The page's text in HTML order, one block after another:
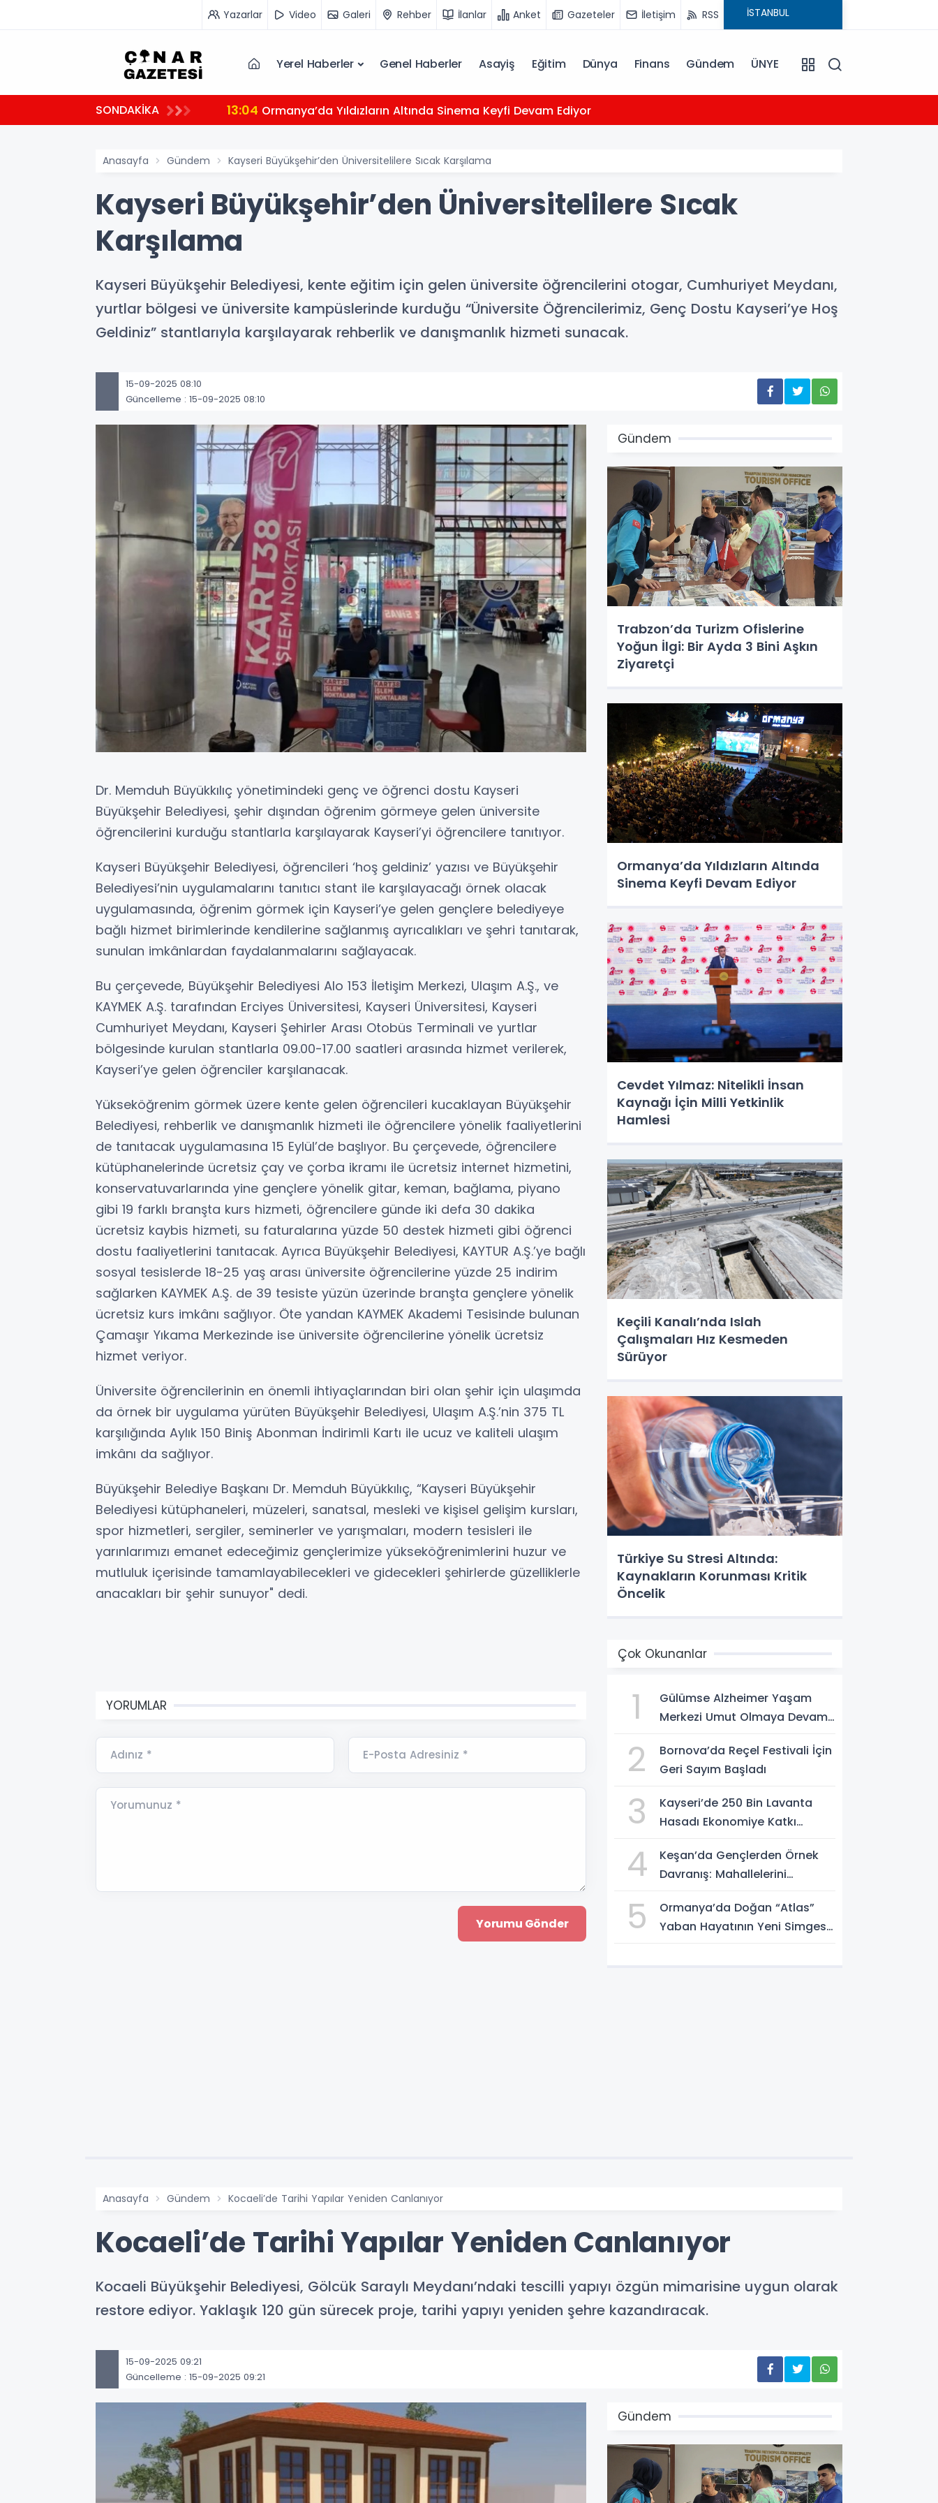
Yazarlar Video Galeri Rehber İlanlar Anket Gazeteler İletişim RSS
Yerel Haberler Genel Haberler Asayiş Eğitim Dünya Finans Gündem ÜNYE
SONDAKİKA 13:04 Ormanya’da Yıldızların Altında Sinema Keyfi Devam Ediyor
Anasayfa Gündem Kayseri Büyükşehir’den Üniversitelilere Sıcak Karşılama
Kayseri Büyükşehir’den Üniversitelilere Sıcak
Karşılama
Kayseri Büyükşehir Belediyesi, kente eğitim için gelen üniversite öğrencilerini otogar, Cumhuriyet Meydanı,
yurtlar bölgesi ve üniversite kampüslerinde kurduğu “Üniversite Öğrencilerimiz, Genç Dostu Kayseri’ye Hoş
Geldiniz” stantlarıyla karşılayarak rehberlik ve danışmanlık hizmeti sunacak.
15-09-2025 08:10
Güncelleme : 15-09-2025 08:10
Dr. Memduh Büyükkılıç yönetimindeki genç ve öğrenci dostu Kayseri
Büyükşehir Belediyesi, şehir dışından öğrenim görmeye gelen üniversite
öğrencilerini kurduğu stantlarla karşılayarak Kayseri’yi öğrencilere tanıtıyor.
Kayseri Büyükşehir Belediyesi, öğrencileri ‘hoş geldiniz’ yazısı ve Büyükşehir
Belediyesi’nin uygulamalarını tanıtıcı stant ile karşılayacağı örnek olacak
uygulamasında, öğrenim görmek için Kayseri’ye gelen gençlere belediyeye
bağlı hizmet birimlerinde kendilerine sağlanmış ayrıcalıkları ve şehri tanıtarak,
sunulan imkânlardan faydalanmalarını sağlayacak.
Bu çerçevede, Büyükşehir Belediyesi Alo 153 İletişim Merkezi, Ulaşım A.Ş., ve
KAYMEK A.Ş. tarafından Erciyes Üniversitesi, Kayseri Üniversitesi, Kayseri
Cumhuriyet Meydanı, Kayseri Şehirler Arası Otobüs Terminali ve yurtlar
bölgesinde kurulan stantlarla 09.00-17.00 saatleri arasında hizmet verilerek,
Kayseri’ye gelen öğrenciler karşılanacak.
Yükseköğrenim görmek üzere kente gelen öğrencileri kucaklayan Büyükşehir
Belediyesi, rehberlik ve danışmanlık hizmeti ile öğrencilere yönelik faaliyetlerini
de tanıtacak uygulamasına 15 Eylül’de başlıyor. Bu çerçevede, öğrencilere
kütüphanelerinde ücretsiz çay ve çorba ikramı ile ücretsiz internet hizmetini,
konservatuvarlarında yine gençlere yönelik gitar, keman, bağlama, piyano
gibi 19 farklı branşta kurs hizmeti, öğrencilere günde iki defa 30 dakika
ücretsiz kaybis hizmeti, su faturalarına yüzde 50 destek hizmeti gibi öğrenci
dostu faaliyetlerini tanıtacak. Ayrıca Büyükşehir Belediyesi, KAYTUR A.Ş.’ye bağlı
sosyal tesislerde 18-25 yaş arası üniversite öğrencilerine yüzde 25 indirim
sağlarken KAYMEK A.Ş. de 39 tesiste yüzün üzerinde branşta gençlere yönelik
ücretsiz kurs imkânı sağlıyor. Öte yandan KAYMEK Akademi Tesisinde bulunan
Çamaşır Yıkama Merkezinde ise üniversite öğrencilerine yönelik ücretsiz
hizmet veriyor.
Üniversite öğrencilerinin en önemli ihtiyaçlarından biri olan şehir için ulaşımda
da örnek bir uygulama yürüten Büyükşehir Belediyesi, Ulaşım A.Ş.’nin 375 TL
karşılığında Aylık 150 Biniş Abonman İndirimli Kartı ile ucuz ve kaliteli ulaşım
imkânı da sağlıyor.
Büyükşehir Belediye Başkanı Dr. Memduh Büyükkılıç, “Kayseri Büyükşehir
Belediyesi kütüphaneleri, müzeleri, sanatsal, mesleki ve kişisel gelişim kursları,
spor hizmetleri, sergiler, seminerler ve yarışmaları, modern tesisleri ile
yarınlarımızı emanet edeceğimiz gençlerimize yükseköğrenimlerini huzur ve
mutluluk içerisinde tamamlayabilecekleri ve gidecekleri şehirlerde güzelliklerle
anacakları bir şehir sunuyor" dedi.
YORUMLAR
Adınız * E-Posta Adresiniz *
Yorumunuz *
Gündem
Trabzon’da Turizm Ofislerine
Yoğun İlgi: Bir Ayda 3 Bini Aşkın
Ziyaretçi
Ormanya’da Yıldızların Altında
Sinema Keyfi Devam Ediyor
Cevdet Yılmaz: Nitelikli İnsan
Kaynağı İçin Milli Yetkinlik
Hamlesi
Keçili Kanalı’nda Islah
Çalışmaları Hız Kesmeden
Sürüyor
Türkiye Su Stresi Altında:
Kaynakların Korunması Kritik
Öncelik
Çok Okunanlar
1
Gülümse Alzheimer Yaşam
Merkezi Umut Olmaya Devam
2
Bornova’da Reçel Festivali İçin
Geri Sayım Başladı
3
Kayseri’de 250 Bin Lavanta
Hasadı Ekonomiye Katkı
4
Keşan’da Gençlerden Örnek
Davranış: Mahallelerini
5
Ormanya’da Doğan “Atlas”
Yaban Hayatının Yeni Simgesi
Anasayfa Gündem Kocaeli’de Tarihi Yapılar Yeniden Canlanıyor
Kocaeli’de Tarihi Yapılar Yeniden Canlanıyor
Kocaeli Büyükşehir Belediyesi, Gölcük Saraylı Meydanı’ndaki tescilli yapıyı özgün mimarisine uygun olarak
restore ediyor. Yaklaşık 120 gün sürecek proje, tarihi yapıyı yeniden şehre kazandıracak.
15-09-2025 09:21
Güncelleme : 15-09-2025 09:21
Gündem